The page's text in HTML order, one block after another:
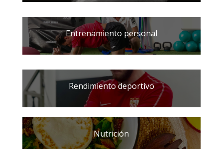
Entrenamiento personal
Rendimiento deportivo
Nutrición